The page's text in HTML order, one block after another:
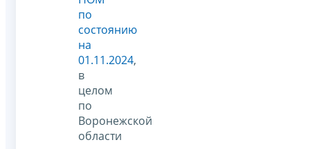
по
состоянию
на
01.11.2024,
в
целом
по
Воронежской
области